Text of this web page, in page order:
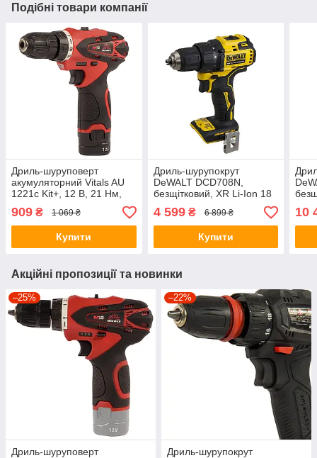
Подібні товари компанії
Дриль-шуруповерт
акумуляторний Vitals AU
1221c Kit+, 12 В, 21 Нм,
швидкозатискний патрон
10 мм, 2 АКБ 1.5 Аг
909 ₴ 1 069 ₴
Купити
Дриль-шурупокрут
DeWALT DCD708N,
безщітковий, XR Li-Ion 18
В, 65 Нм, 450-1650 об/хв,
патрон 13 мм
швидкозатискний, кількість
4 599₴ 6 899 ₴
Купити
XR
мм
10
Акційні пропозиції та новинки
–25%
Дриль-шуруповерт
–22%
Дриль-шурупокрут